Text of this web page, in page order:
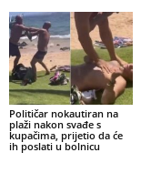
Političar nokautiran na
plaži nakon svađe s
kupačima, prijetio da će
ih poslati u bolnicu